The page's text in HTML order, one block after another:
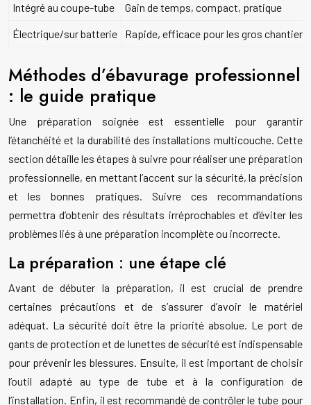
Intégré au coupe-tube
Gain de temps, compact, pratique
Électrique/sur batterie
Rapide, efficace pour les gros chantiers
Méthodes d’ébavurage professionnel
: le guide pratique
Une préparation soignée est essentielle pour garantir
l’étanchéité et la durabilité des installations multicouche. Cette
section détaille les étapes à suivre pour réaliser une préparation
professionnelle, en mettant l’accent sur la sécurité, la précision
et les bonnes pratiques. Suivre ces recommandations
permettra d’obtenir des résultats irréprochables et d’éviter les
problèmes liés à une préparation incomplète ou incorrecte.
La préparation : une étape clé
Avant de débuter la préparation, il est crucial de prendre
certaines précautions et de s’assurer d’avoir le matériel
adéquat. La sécurité doit être la priorité absolue. Le port de
gants de protection et de lunettes de sécurité est indispensable
pour prévenir les blessures. Ensuite, il est important de choisir
l’outil adapté au type de tube et à la configuration de
l’installation. Enfin, il est recommandé de contrôler le tube pour